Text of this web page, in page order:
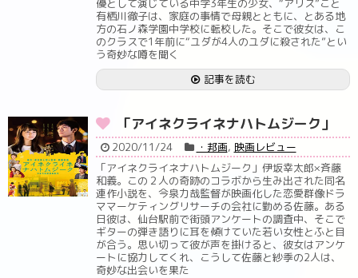
優として演じている中学3年生の少女、“アリス”こと
有栖川徹子は、家庭の事情で母親とともに、とある地
方の石ノ森学園中学校に転校した。そこで彼女は、こ
のクラスで1年前に“ユダが4人のユダに殺された”とい
う奇妙な噂を聞く
記事を読む
「アイネクライネナハトムジーク」
2020/11/24 ・邦画, 映画レビュー
「アイネクライネナハトムジーク」伊坂幸太郎×斉藤
和義。この２人の奇跡のコラボから生み出された同名
連作小説を、今泉力哉監督が映画化した恋愛群像ドラ
ママーケティングリサーチの会社に勤める佐藤。ある
日彼は、仙台駅前で街頭アンケートの調査中、そこで
ギターの弾き語りに耳を傾けていた若い女性とふと目
が合う。思い切って彼が声を掛けると、彼女はアンケ
ートに協力してくれ、こうして佐藤と紗季の2人は、
奇妙な出会いを果た